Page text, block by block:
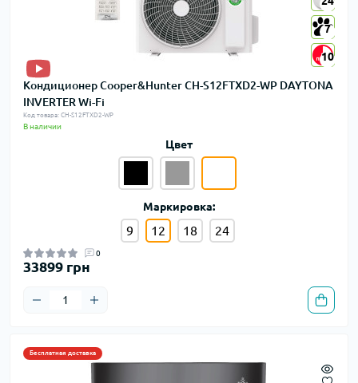
7
10
7
10
Кондиционер Cooper&Hunter CH-S12FTXD2-WP DAYTONA
INVERTER Wi-Fi
Код товара: CH-S12FTXD2-WP
В наличии
Цвет
Маркировка:
9 12 18 24
0
33899 грн
Бесплатная доставка